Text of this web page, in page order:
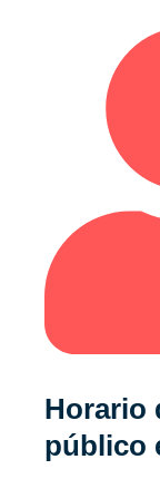
Horario
público